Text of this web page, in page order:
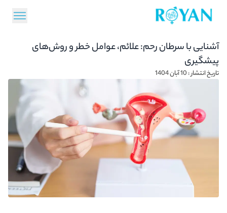
آشنایی با سرطان رحم: علائم، عوامل خطر و روش‌های
پیشگیری
تاریخ انتشار : 10 آبان 1404